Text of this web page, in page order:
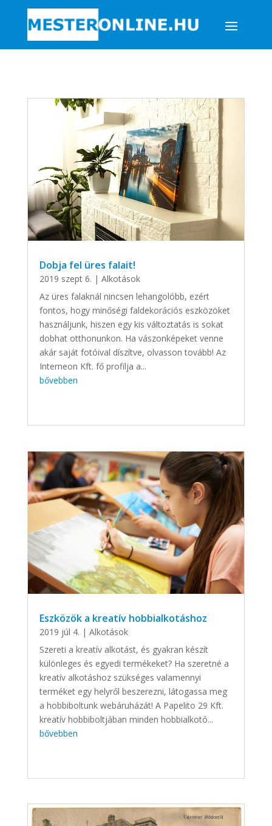
Dobja fel üres falait!
2019 szept 6. | Alkotások
Az üres falaknál nincsen lehangolóbb, ezért
fontos, hogy minőségi faldekorációs eszközöket
használjunk, hiszen egy kis változtatás is sokat
dobhat otthonunkon. Ha vászonképeket venne
akár saját fotóival díszítve, olvasson tovább! Az
Interneon Kft. fő profilja a...
bővebben
Eszközök a kreatív hobbialkotáshoz
2019 júl 4. | Alkotások
Szereti a kreatív alkotást, és gyakran készít
különleges és egyedi termékeket? Ha szeretné a
kreatív alkotáshoz szükséges valamennyi
terméket egy helyről beszerezni, látogassa meg
a hobbiboltunk webáruházát! A Papelito 29 Kft.
kreatív hobbiboltjában minden hobbialkotó...
bővebben